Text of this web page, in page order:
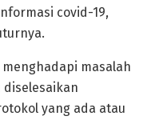
covid-19,
masalah
yang ada atau